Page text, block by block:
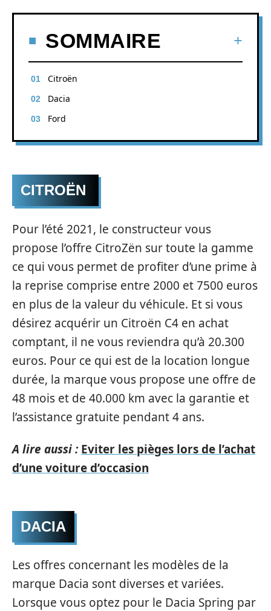
SOMMAIRE
Citroën
Dacia
Ford
CITROËN
Pour l’été 2021, le constructeur vous
propose l’offre CitroZën sur toute la gamme
ce qui vous permet de profiter d’une prime à
la reprise comprise entre 2000 et 7500 euros
en plus de la valeur du véhicule. Et si vous
désirez acquérir un Citroën C4 en achat
comptant, il ne vous reviendra qu’à 20.300
euros. Pour ce qui est de la location longue
durée, la marque vous propose une offre de
48 mois et de 40.000 km avec la garantie et
l’assistance gratuite pendant 4 ans.
A lire aussi : Eviter les pièges lors de l’achat
d’une voiture d’occasion
DACIA
Les offres concernant les modèles de la
marque Dacia sont diverses et variées.
Lorsque vous optez pour le Dacia Spring par